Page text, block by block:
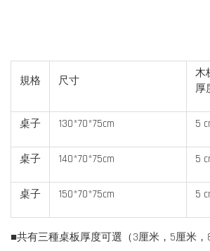
規格 尺寸
木
厚
桌子 130*70*75cm 5
桌子 140*70*75cm 5
桌子 150*70*75cm 5
■共有三種桌板厚度可選（3厘米，5厘米，